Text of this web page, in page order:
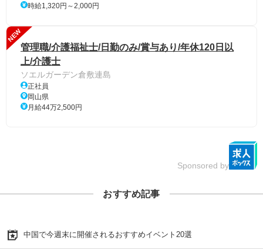
時給1,320円～2,000円
NEW
管理職/介護福祉士/日勤のみ/賞与あり/年休120日以
上/介護士
ソエルガーデン倉敷連島
正社員
岡山県
月給44万2,500円
Sponsored by
おすすめ記事
中国で今週末に開催されるおすすめイベント20選